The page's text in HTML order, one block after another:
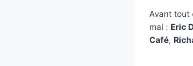
Avant tout
mai : Eric
Café,